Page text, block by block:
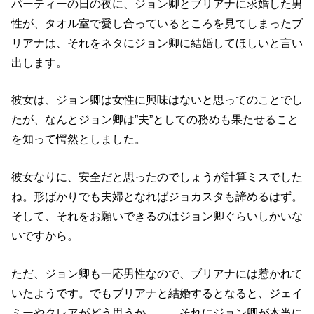
パーティーの日の夜に、ジョン卿とブリアナに求婚した男
性が、タオル室で愛し合っているところを見てしまったブ
リアナは、それをネタにジョン卿に結婚してほしいと言い
出します。
彼女は、ジョン卿は女性に興味はないと思ってのことでし
たが、なんとジョン卿は”夫”としての務めも果たせること
を知って愕然としました。
彼女なりに、安全だと思ったのでしょうが計算ミスでした
ね。形ばかりでも夫婦となればジョカスタも諦めるはず。
そして、それをお願いできるのはジョン卿ぐらいしかいな
いですから。
ただ、ジョン卿も一応男性なので、ブリアナには惹かれて
いたようです。でもブリアナと結婚するとなると、ジェイ